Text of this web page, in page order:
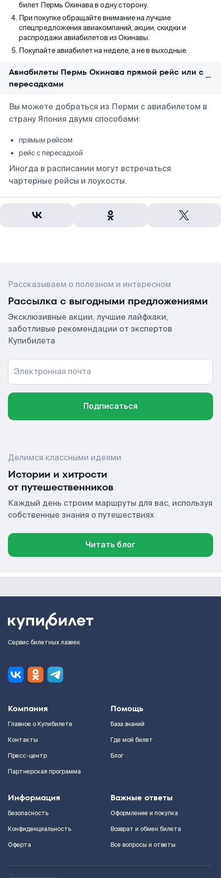
билет Пермь Окинава в одну сторону.
При покупке обращайте внимание на лучшие
спецпредложения авиакомпаний, акции, скидки и
распродажи авиабилетов из Окинавы.
Покупайте авиабилет на неделе, а не в выходные.
Авиабилеты Пермь Окинава прямой рейс или с
пересадками
Вы можете добраться из Перми с авиабилетом в
страну Япония двумя способами:
прямым рейсом
рейс с пересадкой
Иногда в расписании могут встречаться
чартерные рейсы и лоукосты.
Рассказываем о полезном и интересном
Рассылка с выгодными предложениями
Эксклюзивные акции, лучшие лайфхаки,
заботливые рекомендации от экспертов
Купибилета
Электронная почта
Подписаться
Делимся классными идеями
Истории и хитрости
от путешественников
Каждый день строим маршруты для вас, используя
собственные знания о путешествиях
Читать блог
Сервис билетных лазеек
Компания
Главное о Купибилете
Контакты
Пресс-центр
Партнерская программа
Помощь
База знаний
Где мой билет
Блог
Информация
Безопасность
Конфиденциальность
Оферта
Важные ответы
Оформление и покупка
Возврат и обмен билета
Все вопросы и ответы